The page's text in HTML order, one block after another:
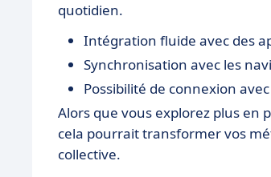
quotidien.
Intégration fluide avec des
Synchronisation avec les
Possibilité de connexion
Alors que vous explorez plus
cela pourrait transformer vos
collective.